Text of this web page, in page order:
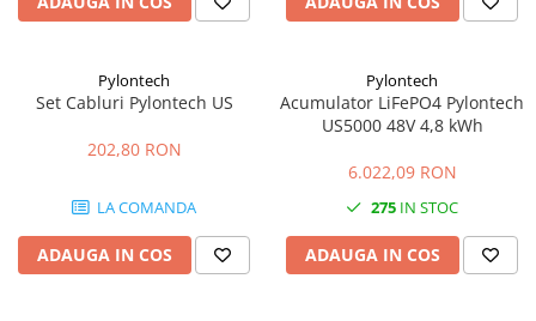
Pylontech
Set Cabluri Pylontech US
202,80 RON
LA COMANDA
ADAUGA IN COS
Pylontech
Acumulator LiFePO4 Pylontech
US5000 48V 4,8 kWh
6.022,09 RON
275 IN STOC
ADAUGA IN COS